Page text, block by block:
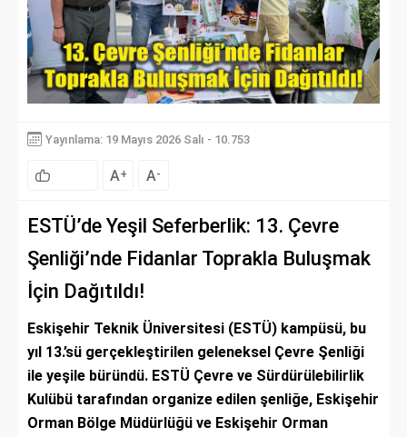
Yayınlama: 19 Mayıs 2026 Salı - 10.753
A+ A-
ESTÜ’de Yeşil Seferberlik: 13. Çevre
Şenliği’nde Fidanlar Toprakla Buluşmak
İçin Dağıtıldı!
Eskişehir Teknik Üniversitesi (ESTÜ) kampüsü, bu
yıl 13.’sü gerçekleştirilen geleneksel Çevre Şenliği
ile yeşile büründü. ESTÜ Çevre ve Sürdürülebilirlik
Kulübü tarafından organize edilen şenliğe, Eskişehir
Orman Bölge Müdürlüğü ve Eskişehir Orman